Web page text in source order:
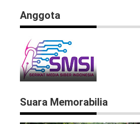
Anggota
Suara Memorabilia